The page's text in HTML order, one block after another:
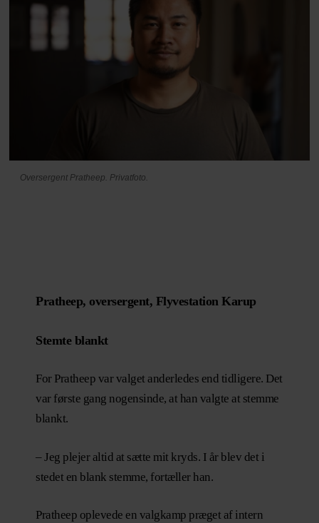
Oversergent Pratheep. Privatfoto.
Pratheep, oversergent, Flyvestation Karup
Stemte blankt
For Pratheep var valget anderledes end tidligere. Det
var første gang nogensinde, at han valgte at stemme
blankt.
– Jeg plejer altid at sætte mit kryds. I år blev det i
stedet en blank stemme, fortæller han.
Pratheep oplevede en valgkamp præget af intern